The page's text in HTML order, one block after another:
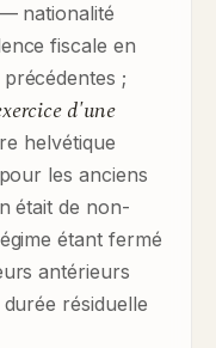
— nationalité
fiscale en
;
d'une
helvétique
les anciens
était de non-
étant fermé
antérieurs
résiduelle